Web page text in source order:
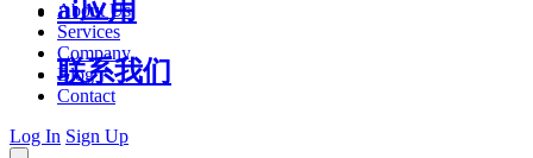
ai应用
联系我们
About Us
Services
Company
Blog
Contact
Log In Sign Up